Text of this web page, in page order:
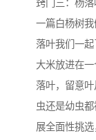
窍门三：杨落
一篇白杨树
落叶我们一
大米放进在
落叶，留意
虫还是幼虫
展全面性挑选